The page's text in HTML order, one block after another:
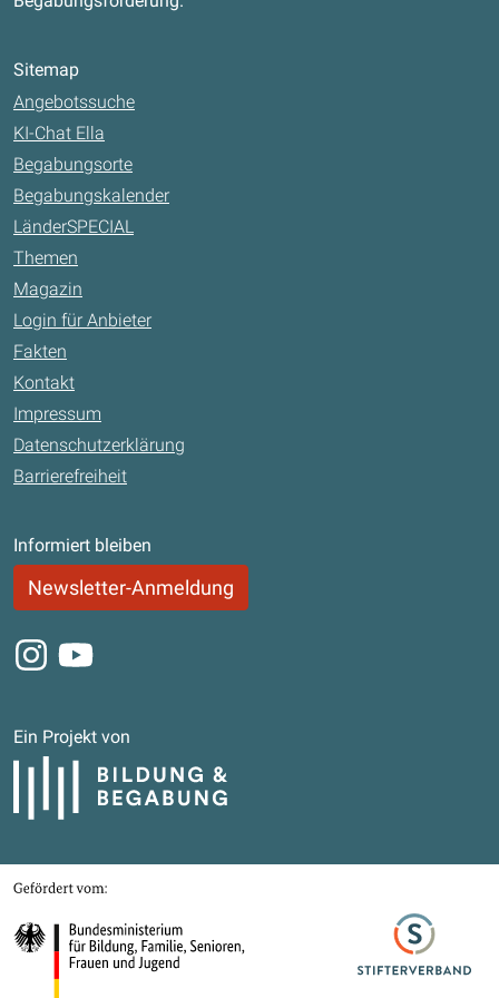
Sitemap
Angebotssuche
KI-Chat Ella
Begabungsorte
Begabungskalender
LänderSPECIAL
Themen
Magazin
Login für Anbieter
Fakten
Kontakt
Impressum
Datenschutzerklärung
Barrierefreiheit
Informiert bleiben
Newsletter-Anmeldung
Instagram
Youtube
Ein Projekt von
Bildung und Begabung
Gefördert von
Bundesministerium für Bildung, Familie, Senioren, Frauen und Jugend
Stifterverband